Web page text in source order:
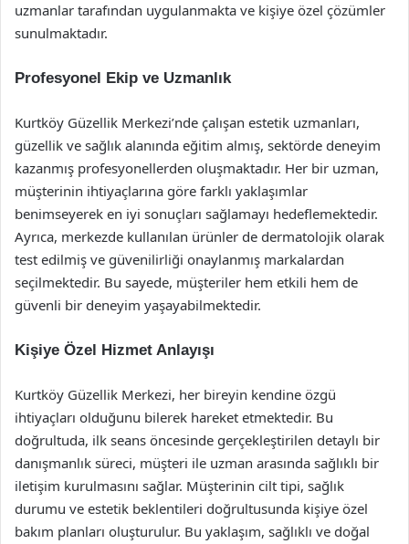
uzmanlar tarafından uygulanmakta ve kişiye özel çözümler
sunulmaktadır.
Profesyonel Ekip ve Uzmanlık
Kurtköy Güzellik Merkezi’nde çalışan estetik uzmanları,
güzellik ve sağlık alanında eğitim almış, sektörde deneyim
kazanmış profesyonellerden oluşmaktadır. Her bir uzman,
müşterinin ihtiyaçlarına göre farklı yaklaşımlar
benimseyerek en iyi sonuçları sağlamayı hedeflemektedir.
Ayrıca, merkezde kullanılan ürünler de dermatolojik olarak
test edilmiş ve güvenilirliği onaylanmış markalardan
seçilmektedir. Bu sayede, müşteriler hem etkili hem de
güvenli bir deneyim yaşayabilmektedir.
Kişiye Özel Hizmet Anlayışı
Kurtköy Güzellik Merkezi, her bireyin kendine özgü
ihtiyaçları olduğunu bilerek hareket etmektedir. Bu
doğrultuda, ilk seans öncesinde gerçekleştirilen detaylı bir
danışmanlık süreci, müşteri ile uzman arasında sağlıklı bir
iletişim kurulmasını sağlar. Müşterinin cilt tipi, sağlık
durumu ve estetik beklentileri doğrultusunda kişiye özel
bakım planları oluşturulur. Bu yaklaşım, sağlıklı ve doğal